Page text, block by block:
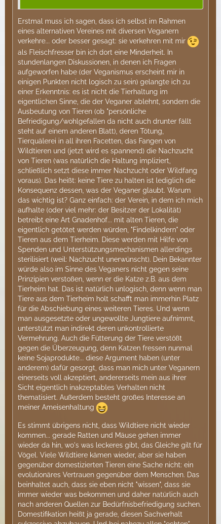
Erstmal muss ich sagen, dass ich selbst im Rahmen
eines alternativen Vereines mit diversen Veganern
verkehre... oder besser gesagt: sie verkehren mit mir
als Fleischfresser bin ich dort eine Minderheit. In
stundenlangen Diskussionen, in denen ich Fragen
aufgeworfen habe (der Veganismus erscheint mir in
einigen Punkten nicht logisch zu sein) gelangte ich zu
einer Erkenntnis: es ist nicht die Tierhaltung im
eigentlichen Sinne, die der Veganer ablehnt, sondern die
Ausbeutung von Tieren (ob "persönliche
Befriedigung/wohlgefallen da nicht auch drunter fällt
steht auf einem anderen Blatt), deren Tötung,
Tierquälerei in all ihren Facetten, das Fangen von
Wildtieren und (jetzt wird es spannend) die Nachzucht
von Tieren (was natürlich die Haltung impliziert,
schließlich setzt diese immer Nachzucht oder Wildfang
voraus). Das heißt: keine Tiere zu halten ist lediglich die
Konsequenz dessen, was der Veganer glaubt. Warum
das wichtig ist? Ganz einfach: der Verein, in dem ich mich
aufhalte (oder viel mehr: der Besitzer der Lokalität)
betreibt eine Art Gnadenhof... mit alten Tieren, die
eigentlich getötet werden würden, "Findelkindern" oder
Tieren aus dem Tierheim. Diese werden mit Hilfe von
Spenden und Unterstützungsmechanismen allerdings
sterilisiert (weil: Nachzucht unerwünscht). Dein Bekannter
würde also im Sinne des Veganers nicht gegen seine
Prinzipien verstoßen, wenn er die Katze z.B. aus dem
Tierheim hat. Das ist natürlich unlogisch, denn wenn man
Tiere aus dem Tierheim holt schafft man immerhin Platz
für die Abschiebung eines weiteren Tieres. Und wenn
man ausgesetzte oder ungewollte Jungtiere aufnimmt,
unterstützt man indirekt deren unkontrollierte
Vermehrung. Auch die Fütterung der Tiere verstößt
gegen die Überzeugung, denn Katzen fressen nunmal
keine Sojaprodukte... diese Argument haben (unter
anderem) dafür gesorgt, dass man mich unter Veganern
einerseits voll akzeptiert, andererseits mein aus ihrer
Sicht eigentlich inakzeptables Verhalten nicht
thematisiert. Außerdem besteht großes Interesse an
meiner Ameisenhaltung
Es stimmt übrigens nicht, dass Wildtiere nicht wieder
kommen... gerade Ratten und Mäuse gehen immer
wieder da hin, wo's was leckeres gibt, das Gleiche gilt für
Vögel. Viele Wildtiere kämen wieder, aber sie haben
gegenüber domestizierten Tieren eine Sache nicht: ein
evolutionäres Vertrauen gegenüber dem Menschen. Das
beinhaltet auch, dass sie eben nicht "wissen", dass sie
immer wieder was bekommen und daher natürlich auch
nach anderen Quellen zur Bedürfnisbefriedigung suchen.
Domestifikation heißt ja gerade, diesen Sachverhalt